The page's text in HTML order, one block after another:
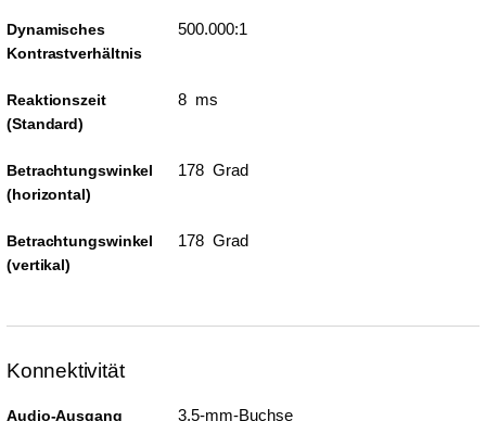
Dynamisches
Kontrastverhältnis
500.000:1
Reaktionszeit
(Standard)
8 ms
Betrachtungswinkel
(horizontal)
178 Grad
Betrachtungswinkel
(vertikal)
178 Grad
Konnektivität
Audio-Ausgang 3,5-mm-Buchse